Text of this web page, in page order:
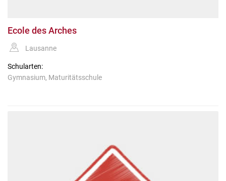
Ecole des Arches
Lausanne
Schularten:
Gymnasium, Maturitätsschule